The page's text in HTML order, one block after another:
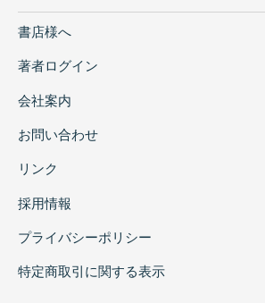
書店様へ
著者ログイン
会社案内
お問い合わせ
リンク
採用情報
プライバシーポリシー
特定商取引に関する表示